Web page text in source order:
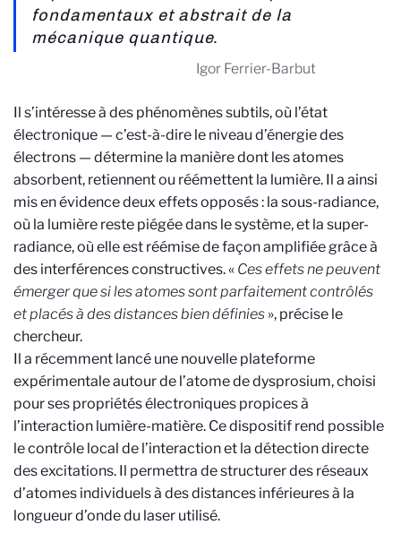
fondamentaux et abstrait de la
mécanique quantique.
Igor Ferrier-Barbut
Il s’intéresse à des phénomènes subtils, où l’état
électronique — c’est-à-dire le niveau d’énergie des
électrons — détermine la manière dont les atomes
absorbent, retiennent ou réémettent la lumière. Il a ainsi
mis en évidence deux effets opposés : la sous-radiance,
où la lumière reste piégée dans le système, et la super-
radiance, où elle est réémise de façon amplifiée grâce à
des interférences constructives. « Ces effets ne peuvent
émerger que si les atomes sont parfaitement contrôlés
et placés à des distances bien définies », précise le
chercheur.
Il a récemment lancé une nouvelle plateforme
expérimentale autour de l’atome de dysprosium, choisi
pour ses propriétés électroniques propices à
l’interaction lumière-matière. Ce dispositif rend possible
le contrôle local de l’interaction et la détection directe
des excitations. Il permettra de structurer des réseaux
d’atomes individuels à des distances inférieures à la
longueur d’onde du laser utilisé.